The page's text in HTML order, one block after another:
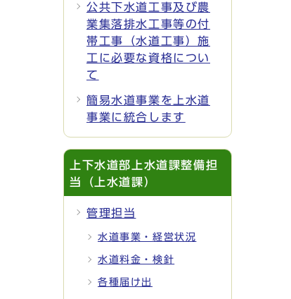
公共下水道工事及び農
業集落排水工事等の付
帯工事（水道工事）施
工に必要な資格につい
て
簡易水道事業を上水道
事業に統合します
上下水道部上水道課整備担
当（上水道課）
管理担当
水道事業・経営状況
水道料金・検針
各種届け出